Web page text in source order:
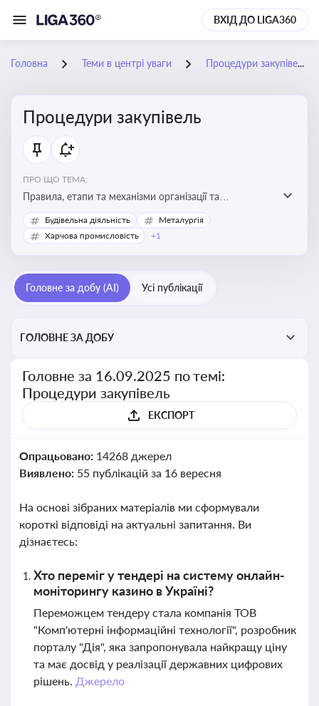
ВХІД ДО LIGA360
Головна Теми в центрі уваги Процедури закупівель
Процедури закупівель
ПРО ЩО ТЕМА:
Правила, етапи та механізми організації та
проведення закупівель товарів, робіт та послуг за
державні чи публічні кошти
Будівельна діяльність
Металургія
Харчова промисловість
+1
Головне за добу (AI) Усі публікації
ГОЛОВНЕ ЗА ДОБУ
Головне за 16.09.2025 по темі:
Процедури закупівель
ЕКСПОРТ
Опрацьовано: 14268 джерел
Виявлено: 55 публікацій за 16 вересня
На основі зібраних матеріалів ми сформували
короткі відповіді на актуальні запитання. Ви
дізнаєтесь:
Хто переміг у тендері на систему онлайн-
моніторингу казино в Україні?
Переможцем тендеру стала компанія ТОВ
"Комп'ютерні інформаційні технології", розробник
порталу "Дія", яка запропонувала найкращу ціну
та має досвід у реалізації державних цифрових
рішень. Джерело